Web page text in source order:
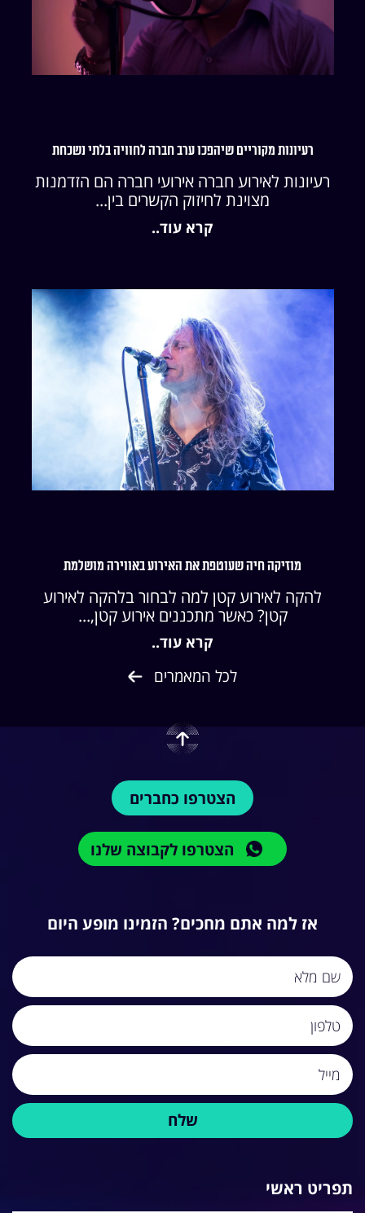
רעיונות מקוריים שיהפכו ערב חברה לחוויה בלתי נשכחת
רעיונות לאירוע חברה אירועי חברה הם הזדמנות
מצוינת לחיזוק הקשרים בין...
קרא עוד..
מוזיקה חיה שעוטפת את האירוע באווירה מושלמת
להקה לאירוע קטן למה לבחור בלהקה לאירוע
קטן? כאשר מתכננים אירוע קטן,...
קרא עוד..
לכל המאמרים
אז למה אתם מחכים? הזמינו מופע היום
הצטרפו כחברים
הצטרפו לקבוצה שלנו
תפריט ראשי